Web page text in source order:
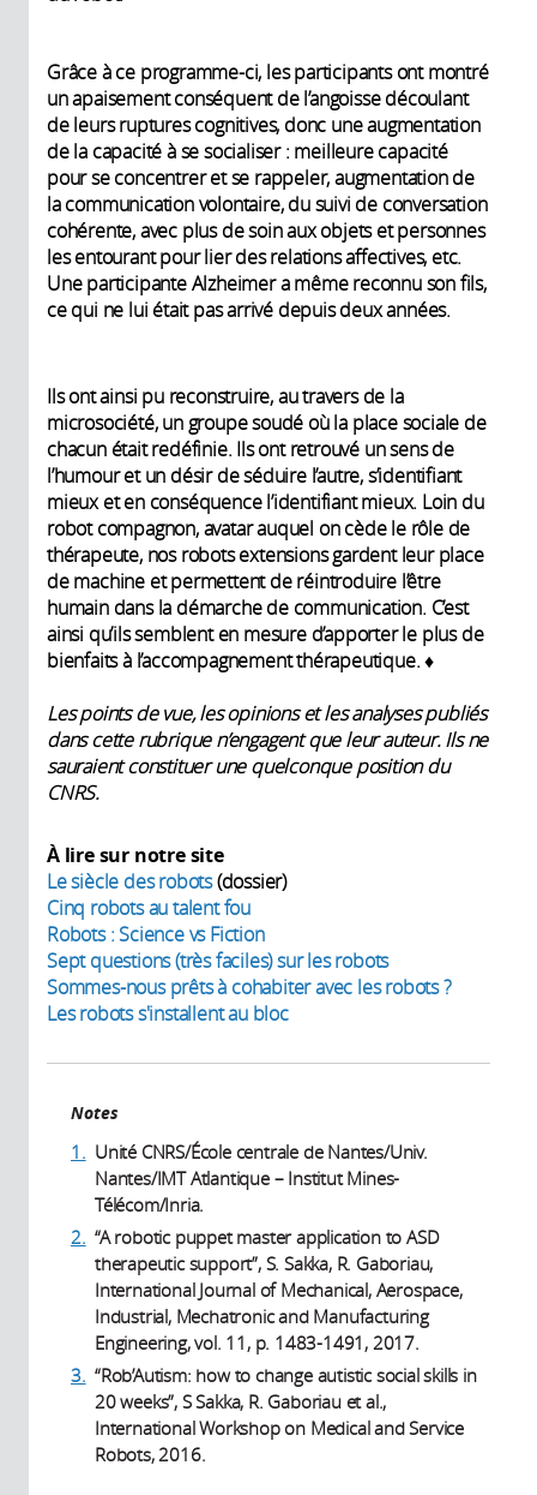
Grâce à ce programme-ci, les participants ont montré
un apaisement conséquent de l’angoisse découlant
de leurs ruptures cognitives, donc une augmentation
de la capacité à se socialiser : meilleure capacité
pour se concentrer et se rappeler, augmentation de
la communication volontaire, du suivi de conversation
cohérente, avec plus de soin aux objets et personnes
les entourant pour lier des relations affectives, etc.
Une participante Alzheimer a même reconnu son fils,
ce qui ne lui était pas arrivé depuis deux années.
Ils ont ainsi pu reconstruire, au travers de la
microsociété, un groupe soudé où la place sociale de
chacun était redéfinie. Ils ont retrouvé un sens de
l’humour et un désir de séduire l’autre, s’identifiant
mieux et en conséquence l’identifiant mieux. Loin du
robot compagnon, avatar auquel on cède le rôle de
thérapeute, nos robots extensions gardent leur place
de machine et permettent de réintroduire l’être
humain dans la démarche de communication. C’est
ainsi qu’ils semblent en mesure d’apporter le plus de
bienfaits à l’accompagnement thérapeutique. ♦
Les points de vue, les opinions et les analyses publiés
dans cette rubrique n’engagent que leur auteur. Ils ne
sauraient constituer une quelconque position du
CNRS.
À lire sur notre site
Le siècle des robots(dossier)
Cinq robots au talent fou
Robots : Science vs Fiction
Sept questions (très faciles) sur les robots
Sommes-nous prêts à cohabiter avec les robots ?
Les robots s'installent au bloc
Notes
1. Unité CNRS/École centrale de Nantes/Univ.
Nantes/IMT Atlantique – Institut Mines-
Télécom/Inria.
2. “A robotic puppet master application to ASD
therapeutic support”, S. Sakka, R. Gaboriau,
International Journal of Mechanical, Aerospace,
Industrial, Mechatronic and Manufacturing
Engineering, vol. 11, p. 1483-1491, 2017.
3. “Rob’Autism: how to change autistic social skills in
20 weeks”, S Sakka, R. Gaboriau et al.,
International Workshop on Medical and Service
Robots, 2016.